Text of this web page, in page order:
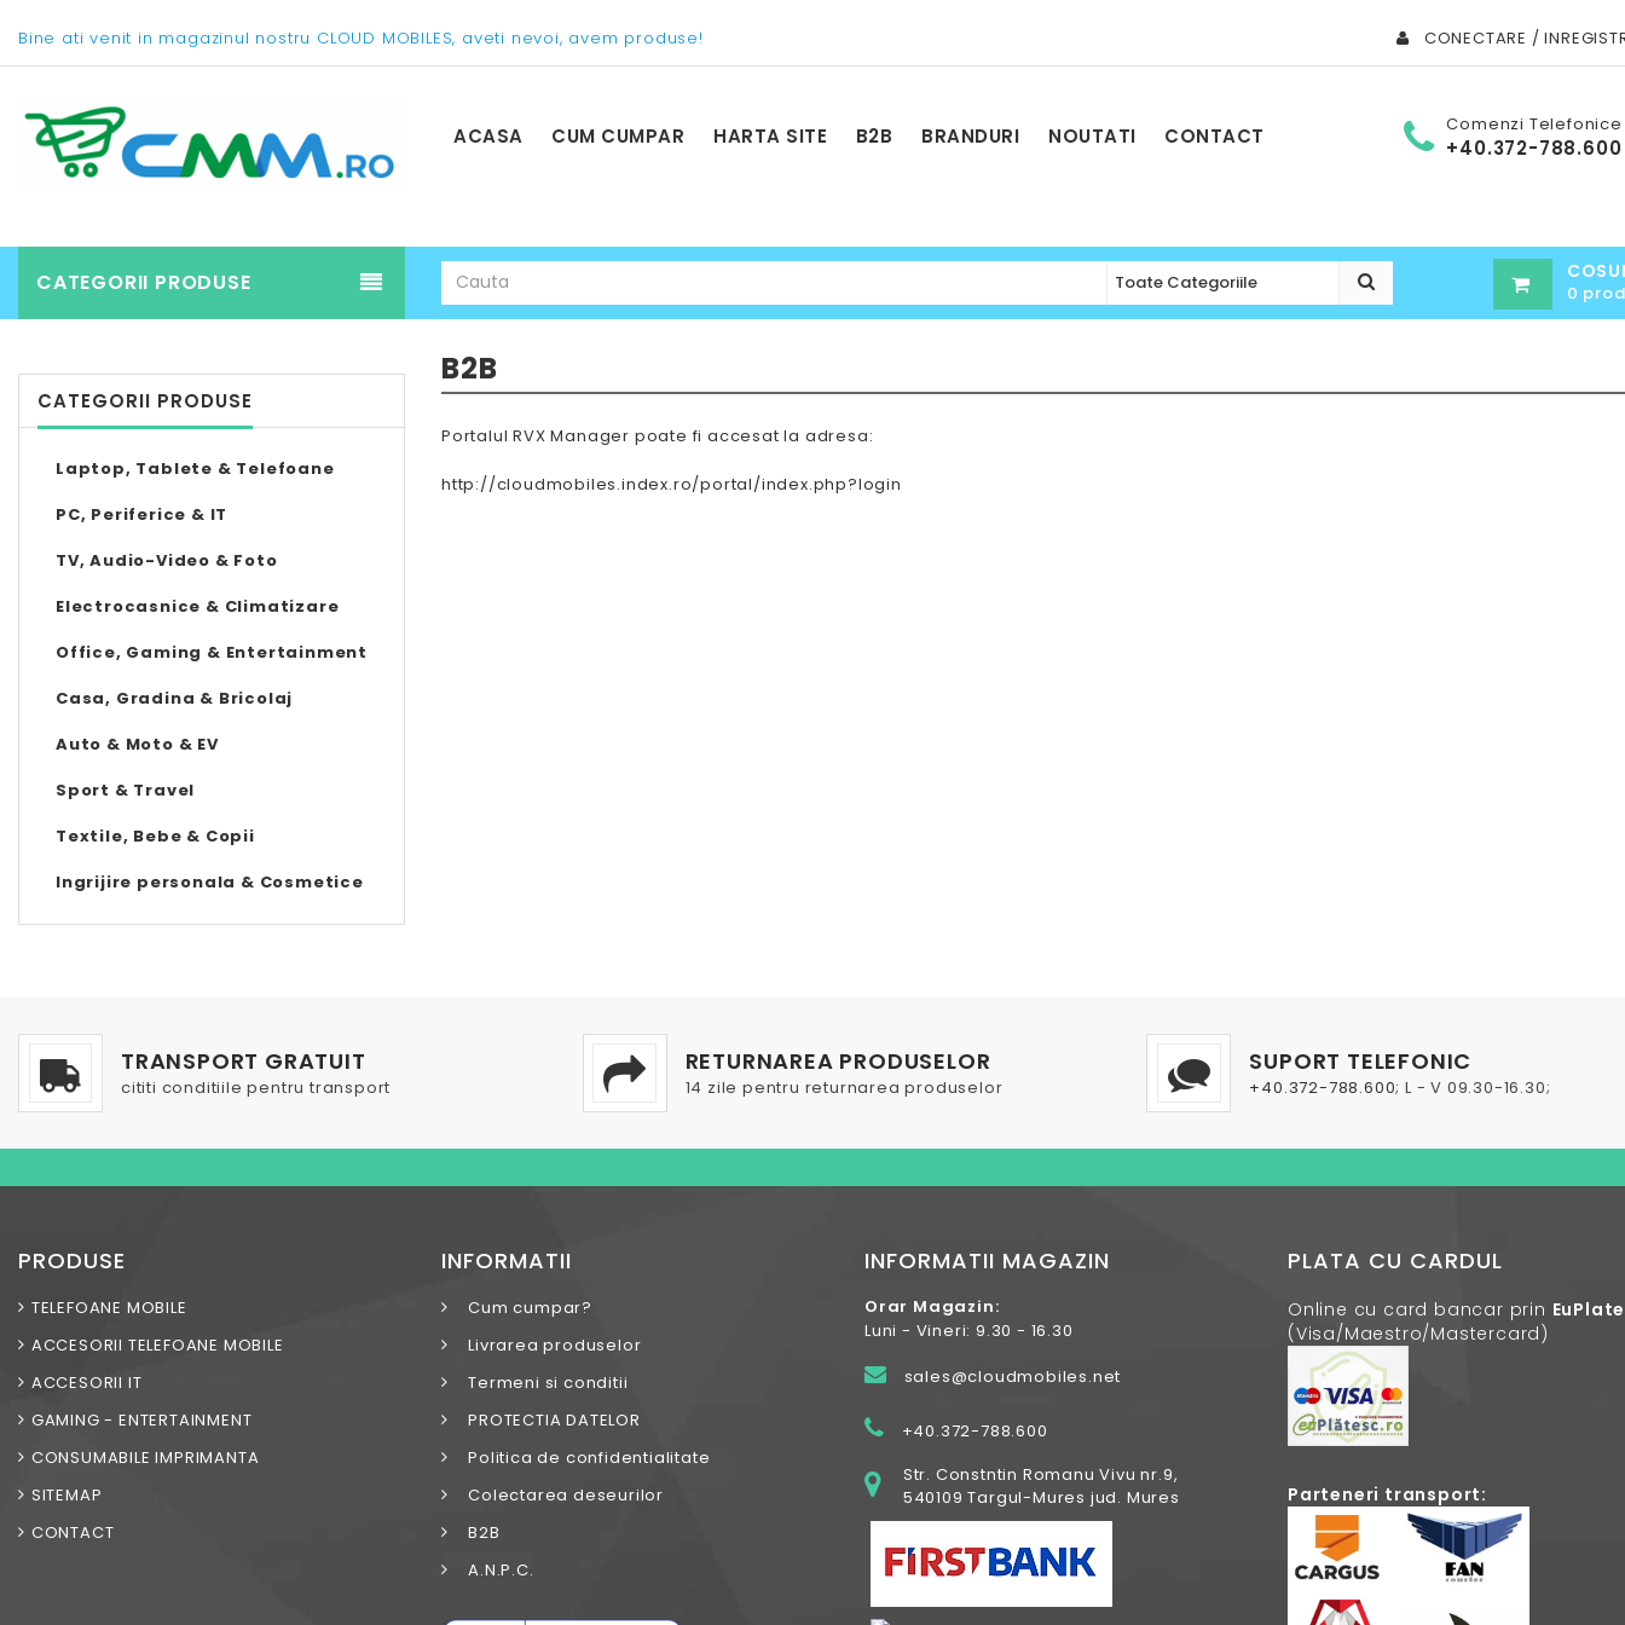
Bine ati venit in magazinul nostru CLOUD MOBILES, aveti nevoi, avem produse! CONECTARE /
ACASA CUM CUMPAR HARTA SITE B2B BRANDURI NOUTATI CONTACT Comenzi Telefonice
+40.372-788.600
CATEGORII PRODUSE 0
B2B
Portalul RVX Manager poate fi accesat la adresa:
http://cloudmobiles.index.ro/portal/index.php?login
CATEGORII PRODUSE
Laptop, Tablete & Telefoane
PC, Periferice & IT
TV, Audio-Video & Foto
Electrocasnice & Climatizare
Office, Gaming & Entertainment
Casa, Gradina & Bricolaj
Auto & Moto & EV
Sport & Travel
Textile, Bebe & Copii
Ingrijire personala & Cosmetice
TRANSPORT GRATUIT
cititi conditiile pentru transport
RETURNAREA PRODUSELOR
14 zile pentru returnarea produselor
SUPORT TELEFONIC
+40.372-788.600; L - V 09.30-16.30;
PRODUSE
TELEFOANE MOBILE
ACCESORII TELEFOANE MOBILE
ACCESORII IT
GAMING - ENTERTAINMENT
CONSUMABILE IMPRIMANTA
SITEMAP
CONTACT
INFORMATII
Cum cumpar?
Livrarea produselor
Termeni si conditii
PROTECTIA DATELOR
Politica de confidentialitate
Colectarea deseurilor
B2B
A.N.P.C.
INFORMATII MAGAZIN
Orar Magazin:
Luni - Vineri: 9.30 - 16.30
sales@cloudmobiles.net
+40.372-788.600
Str. Constntin Romanu Vivu nr.9,
540109 Targul-Mures jud. Mures
PLATA CU CARDUL
Online cu card bancar prin
(Visa/Maestro/Mastercard)
Parteneri transport: